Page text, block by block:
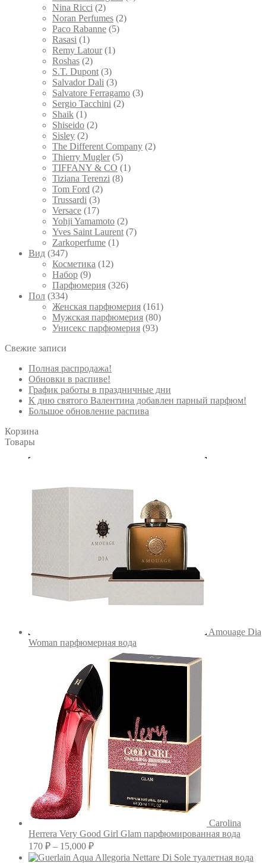
Nina Ricci (2)
Noran Perfumes (2)
Paco Rabanne (5)
Rasasi (1)
Remy Latour (1)
Roshas (2)
S.T. Dupont (3)
Salvador Dali (3)
Salvatore Ferragamo (3)
Sergio Tacchini (2)
Shaik (1)
Shiseido (2)
Sisley (2)
The Different Company (2)
Thierry Mugler (5)
TIFFANY & CO (1)
Tiziana Terenzi (8)
Tom Ford (2)
Trussardi (3)
Versace (17)
Yohji Yamamoto (2)
Yves Saint Laurent (7)
Zarkoperfume (1)
Вид (347)
Косметика (12)
Набор (9)
Парфюмерия (326)
Пол (334)
Женская парфюмерия (161)
Мужская парфюмерия (80)
Унисекс парфюмерия (93)
Свежие записи
Полная распродажа!
Обновки в распиве!
График работы в праздничные дни
К дню святого Валентина добавлен парный парфюм!
Большое обновление распива
Корзина
Товары
Amouage Dia
Woman парфюмерная вода
Carolina
Herrera Very Good Girl Glam парфюмированная вода
170 ₽ – 15,000 ₽Диапазон
цен: